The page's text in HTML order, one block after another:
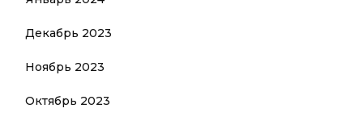
Декабрь 2023
Ноябрь 2023
Октябрь 2023